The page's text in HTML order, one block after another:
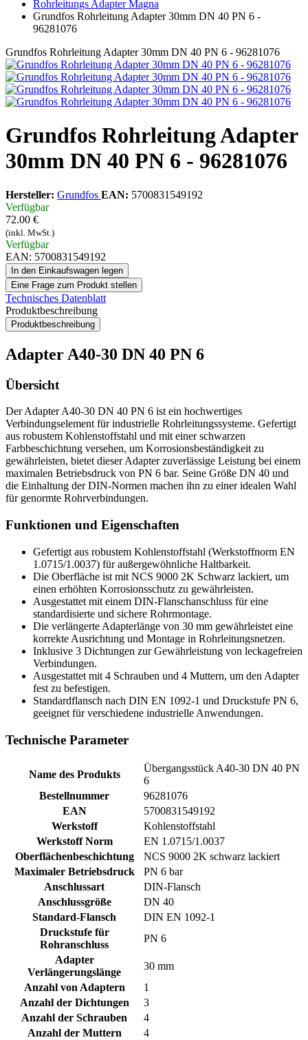
Rohrleitungs Adapter Magna
Grundfos Rohrleitung Adapter 30mm DN 40 PN 6 -
96281076
Grundfos Rohrleitung Adapter 30mm DN 40 PN 6 - 96281076
Grundfos Rohrleitung Adapter
30mm DN 40 PN 6 - 96281076
Hersteller: Grundfos EAN: 5700831549192
Verfügbar
72.00 €
(inkl. MwSt.)
Verfügbar
EAN: 5700831549192
In den Einkaufswagen legen
Eine Frage zum Produkt stellen
Technisches Datenblatt
Produktbeschreibung
Produktbeschreibung
Adapter A40-30 DN 40 PN 6
Übersicht
Der Adapter A40-30 DN 40 PN 6 ist ein hochwertiges
Verbindungselement für industrielle Rohrleitungssysteme. Gefertigt
aus robustem Kohlenstoffstahl und mit einer schwarzen
Farbbeschichtung versehen, um Korrosionsbeständigkeit zu
gewährleisten, bietet dieser Adapter zuverlässige Leistung bei einem
maximalen Betriebsdruck von PN 6 bar. Seine Größe DN 40 und
die Einhaltung der DIN-Normen machen ihn zu einer idealen Wahl
für genormte Rohrverbindungen.
Funktionen und Eigenschaften
Gefertigt aus robustem Kohlenstoffstahl (Werkstoffnorm EN
1.0715/1.0037) für außergewöhnliche Haltbarkeit.
Die Oberfläche ist mit NCS 9000 2K Schwarz lackiert, um
einen erhöhten Korrosionsschutz zu gewährleisten.
Ausgestattet mit einem DIN-Flanschanschluss für eine
standardisierte und sichere Rohrmontage.
Die verlängerte Adapterlänge von 30 mm gewährleistet eine
korrekte Ausrichtung und Montage in Rohrleitungsnetzen.
Inklusive 3 Dichtungen zur Gewährleistung von leckagefreien
Verbindungen.
Ausgestattet mit 4 Schrauben und 4 Muttern, um den Adapter
fest zu befestigen.
Standardflansch nach DIN EN 1092-1 und Druckstufe PN 6,
geeignet für verschiedene industrielle Anwendungen.
Technische Parameter
Name des Produkts
Übergangsstück A40-30 DN 40 PN
6
Bestellnummer
96281076
EAN
5700831549192
Werkstoff
Kohlenstoffstahl
Werkstoff Norm
EN 1.0715/1.0037
Oberflächenbeschichtung
NCS 9000 2K schwarz lackiert
Maximaler Betriebsdruck
PN 6 bar
Anschlussart
DIN-Flansch
Anschlussgröße
DN 40
Standard-Flansch
DIN EN 1092-1
Druckstufe für
Rohranschluss
PN 6
Adapter
Verlängerungslänge
30 mm
Anzahl von Adaptern
1
Anzahl der Dichtungen
3
Anzahl der Schrauben
4
Anzahl der Muttern
4